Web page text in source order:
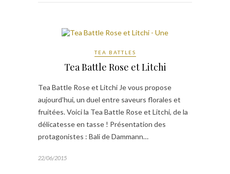
TEA BATTLES
Tea Battle Rose et Litchi
Tea Battle Rose et Litchi Je vous propose
aujourd’hui, un duel entre saveurs florales et
fruitées. Voici la Tea Battle Rose et Litchi, de la
délicatesse en tasse ! Présentation des
protagonistes : Bali de Dammann…
22/06/2015